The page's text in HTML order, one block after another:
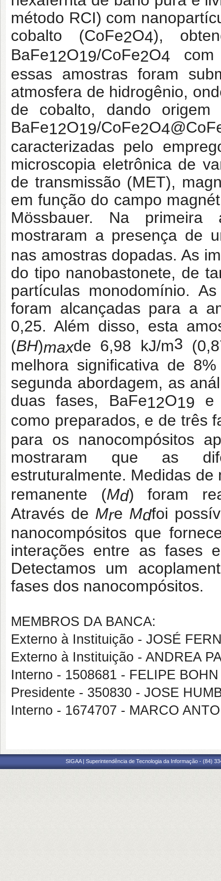
método RCI) com
cobalto (CoFe2O4),
BaFe12O19/CoFe2O4 com
essas amostras foram
atmosfera de hidrogênio,
de cobalto, dando
BaFe12O19/CoFe2O4
caracterizadas pelo
microscopia eletrônica de
de transmissão (MET),
em função do campo
Mössbauer. Na
mostraram a presença de
nas amostras dopadas. As
do tipo nanobastonete, de
partículas monodomínio.
foram alcançadas para a
0,25. Além disso, esta
(BH)maxde 6,98 kJ/m3
melhora significativa de
segunda abordagem, as
duas fases, BaFe12O19 e
como preparados, e de três
para os nanocompósitos
mostraram que as
estruturalmente. Medidas de
remanente (Md) foram
Através de Mre Mdfoi
nanocompósitos que
interações entre as fases
Detectamos um
fases dos nanocompósitos.
MEMBROS DA BANCA:
Externo à Instituição - JOSÉ
Externo à Instituição - ANDREA
Interno - 1508681 - FELIPE BOHN
Presidente - 350830 - JOSE
Interno - 1674707 - MARCO
SIGAA | Superintendência de Tecnologia da Informação - (84)